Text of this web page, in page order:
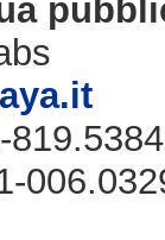
819.5384